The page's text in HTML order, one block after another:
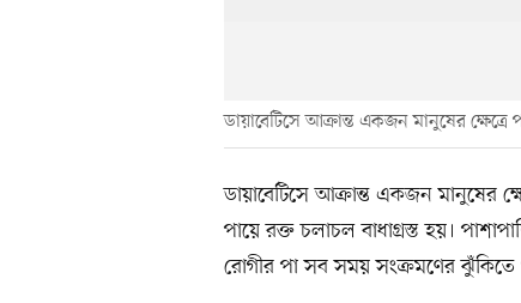
ডায়াবেটিসে আক্রান্ত একজন মানুষের ক্ষেত্রে
ডায়াবেটিসে আক্রান্ত একজন মানুষের
পায়ে রক্ত চলাচল বাধাগ্রস্ত হয়।
রোগীর পা সব সময় সংক্রমণের ঝুঁকিতে